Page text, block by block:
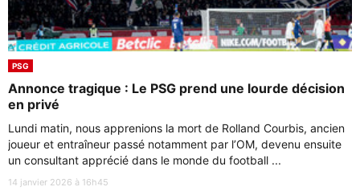
PSG
Annonce tragique : Le PSG prend une lourde décision
en privé
Lundi matin, nous apprenions la mort de Rolland Courbis, ancien
joueur et entraîneur passé notamment par l’OM, devenu ensuite
un consultant apprécié dans le monde du football ...
14 janvier 2026 à 16h45